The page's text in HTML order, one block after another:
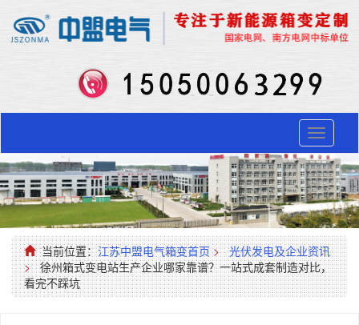
Toggle
当前位置：江苏中盟电气箱变首页 >
光伏发电及企业资讯
> 徐州箱式变电站生产企业哪家靠谱？一站式成套制造对比，
看完不踩坑